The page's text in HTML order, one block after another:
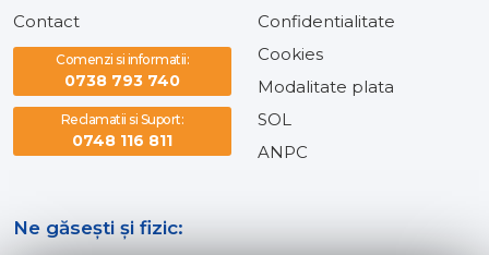
Contact
Comenzi si informatii:
0738 793 740
Reclamatii si Suport:
0748 116 811
Confidentialitate
Cookies
Modalitate plata
SOL
ANPC
Ne găsești și fizic: